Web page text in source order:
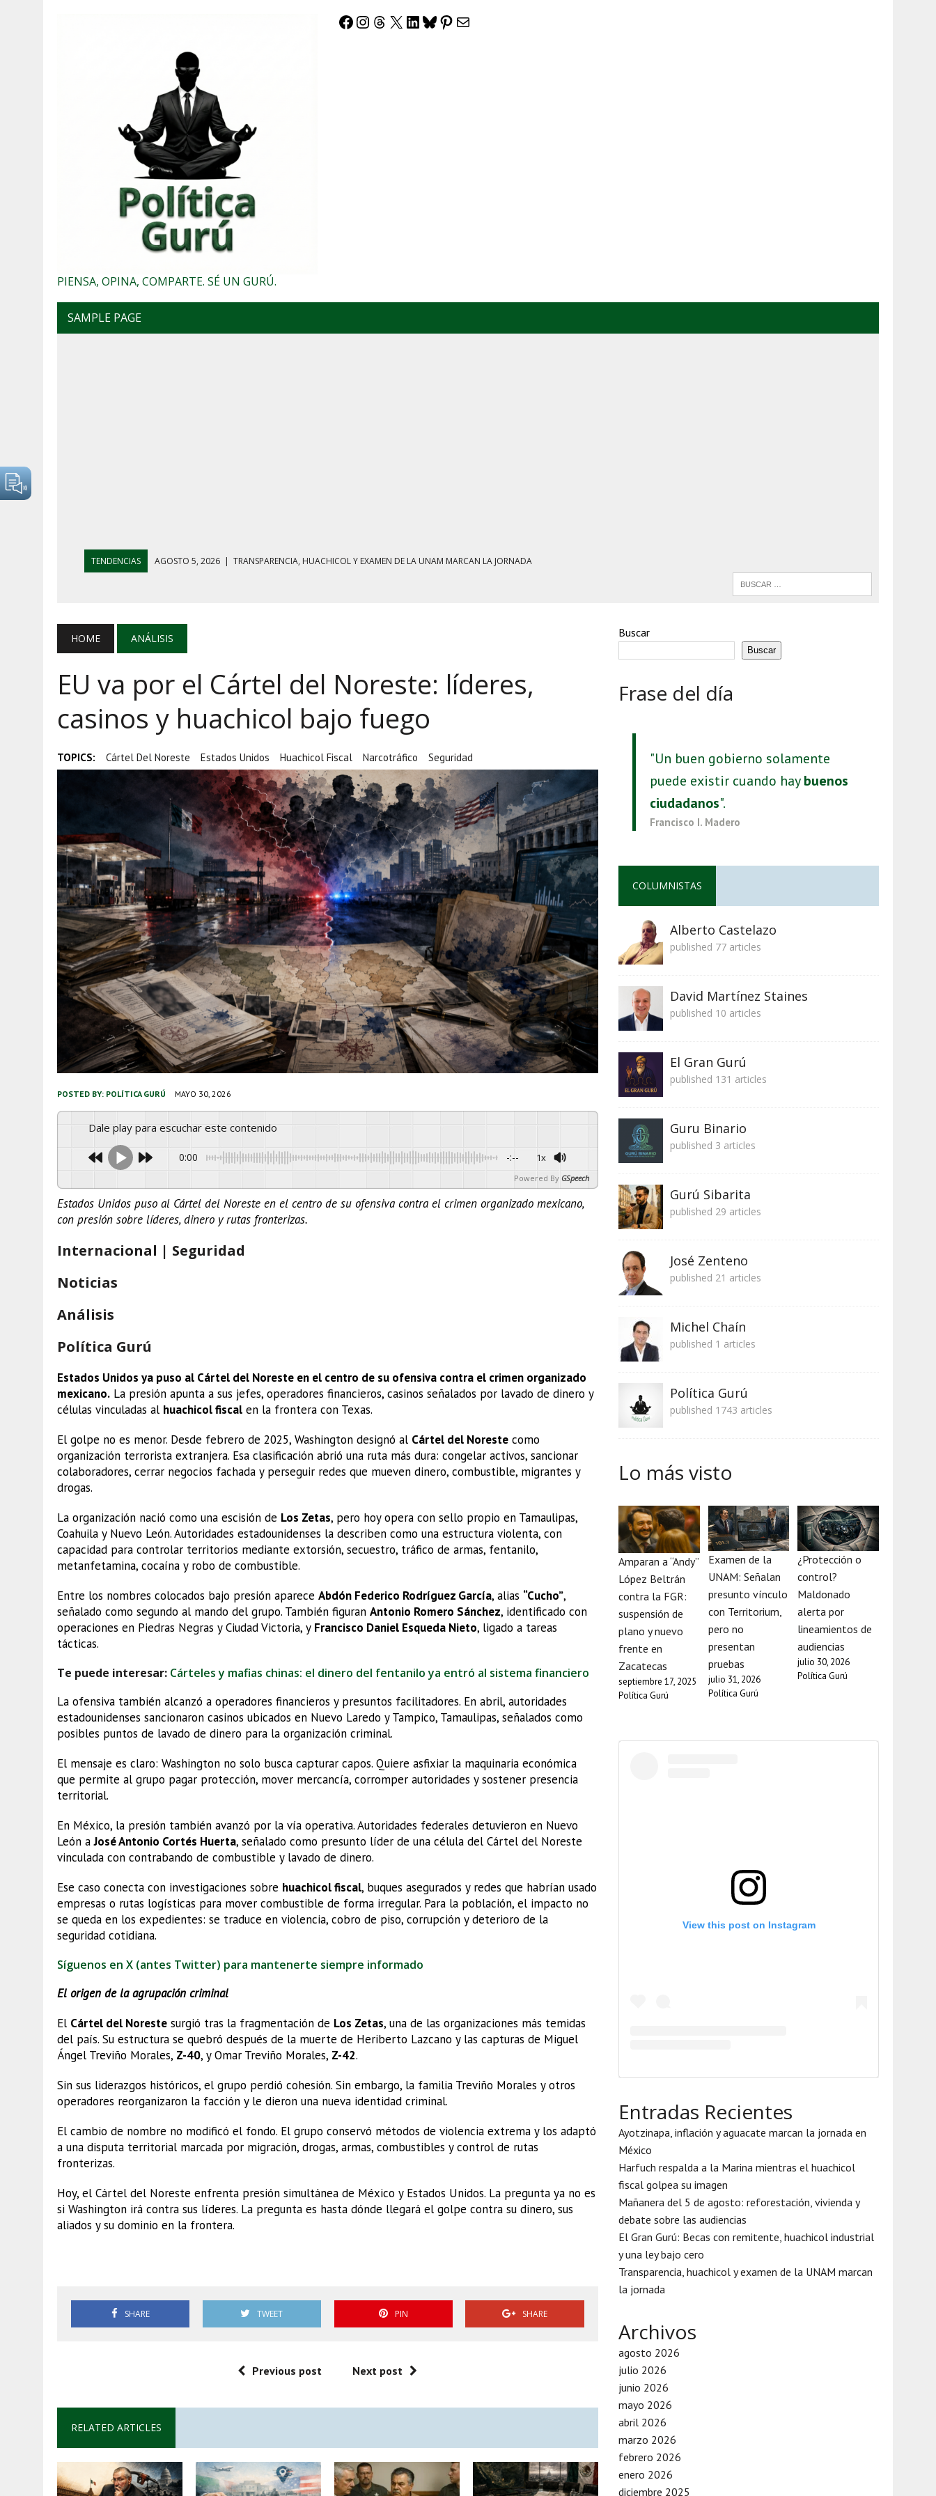
PIENSA, OPINA, COMPARTE. SÉ UN GURÚ.
Facebook
Instagram
Threads
X LinkedIn
Bluesky
Pinterest
Correo electrónico
SAMPLE PAGE
TENDENCIAS AGOSTO 5, 2026 | GOLPE AL HUACHICOL: FGR ASEGURA CUATRO CENTROS Y HASTA 1.1 MILLONES DE LITROS
AGOSTO 5, 2026
AGOSTO 5, 2026 | EL GRAN GURÚ: BECAS CON REMITENTE, HUACHICOL INDUSTRIAL Y UNA LEY BAJO CERO
TRANSPARENCIA, HUACHICOL Y EXAMEN DE LA UNAM MARCAN LA JORNADA
HOME ANÁLISIS
EU va por el Cártel del Noreste: líderes,
casinos y huachicol bajo fuego
TOPICS: Cártel Del Noreste Estados Unidos Huachicol Fiscal Narcotráfico Seguridad
POSTED BY: POLÍTICA GURÚ MAYO 30, 2026
Dale play para escuchar este contenido
0:00 -:-- 1x
Powered By GSpeech
Estados Unidos puso al Cártel del Noreste en el centro de su ofensiva contra el crimen organizado mexicano,
con presión sobre líderes, dinero y rutas fronterizas.
Internacional | Seguridad
Noticias
Análisis
Política Gurú
Estados Unidos ya puso al Cártel del Noreste en el centro de su ofensiva contra el crimen organizado
mexicano. La presión apunta a sus jefes, operadores financieros, casinos señalados por lavado de dinero y
células vinculadas al huachicol fiscal en la frontera con Texas.
El golpe no es menor. Desde febrero de 2025, Washington designó al Cártel del Noreste como
organización terrorista extranjera. Esa clasificación abrió una ruta más dura: congelar activos, sancionar
colaboradores, cerrar negocios fachada y perseguir redes que mueven dinero, combustible, migrantes y
drogas.
La organización nació como una escisión de Los Zetas, pero hoy opera con sello propio en Tamaulipas,
Coahuila y Nuevo León. Autoridades estadounidenses la describen como una estructura violenta, con
capacidad para controlar territorios mediante extorsión, secuestro, tráfico de armas, fentanilo,
metanfetamina, cocaína y robo de combustible.
Entre los nombres colocados bajo presión aparece Abdón Federico Rodríguez García, alias “Cucho”,
señalado como segundo al mando del grupo. También figuran Antonio Romero Sánchez, identificado con
operaciones en Piedras Negras y Ciudad Victoria, y Francisco Daniel Esqueda Nieto, ligado a tareas
tácticas.
Te puede interesar: Cárteles y mafias chinas: el dinero del fentanilo ya entró al sistema financiero
La ofensiva también alcanzó a operadores financieros y presuntos facilitadores. En abril, autoridades
estadounidenses sancionaron casinos ubicados en Nuevo Laredo y Tampico, Tamaulipas, señalados como
posibles puntos de lavado de dinero para la organización criminal.
El mensaje es claro: Washington no solo busca capturar capos. Quiere asfixiar la maquinaria económica
que permite al grupo pagar protección, mover mercancía, corromper autoridades y sostener presencia
territorial.
En México, la presión también avanzó por la vía operativa. Autoridades federales detuvieron en Nuevo
León aJosé Antonio Cortés Huerta, señalado como presunto líder de una célula del Cártel del Noreste
vinculada con contrabando de combustible y lavado de dinero.
Ese caso conecta con investigaciones sobre huachicol fiscal, buques asegurados y redes que habrían usado
empresas o rutas logísticas para mover combustible de forma irregular. Para la población, el impacto no
se queda en los expedientes: se traduce en violencia, cobro de piso, corrupción y deterioro de la
seguridad cotidiana.
Síguenos en X (antes Twitter) para mantenerte siempre informado
El origen de la agrupación criminal
El Cártel del Noreste surgió tras la fragmentación de Los Zetas, una de las organizaciones más temidas
del país. Su estructura se quebró después de la muerte de Heriberto Lazcano y las capturas de Miguel
Ángel Treviño Morales, Z-40, y Omar Treviño Morales, Z-42.
Sin sus liderazgos históricos, el grupo perdió cohesión. Sin embargo, la familia Treviño Morales y otros
operadores reorganizaron la facción y le dieron una nueva identidad criminal.
El cambio de nombre no modificó el fondo. El grupo conservó métodos de violencia extrema y los adaptó
a una disputa territorial marcada por migración, drogas, armas, combustibles y control de rutas
fronterizas.
Hoy, el Cártel del Noreste enfrenta presión simultánea de México y Estados Unidos. La pregunta ya no es
si Washington irá contra sus líderes. La pregunta es hasta dónde llegará el golpe contra su dinero, sus
aliados y su dominio en la frontera.
SHARE TWEET PIN SHARE
Previous post Next post
RELATED ARTICLES
Buscar
Buscar
Frase del día
"Un buen gobierno solamente
puede existir cuando haybuenos
ciudadanos".
Francisco I. Madero
COLUMNISTAS
Alberto Castelazo
published 77 articles
David Martínez Staines
published 10 articles
El Gran Gurú
published 131 articles
Guru Binario
published 3 articles
Gurú Sibarita
published 29 articles
José Zenteno
published 21 articles
Michel Chaín
published 1 articles
Política Gurú
published 1743 articles
Lo más visto
Amparan a “Andy”
López Beltrán
contra la FGR:
suspensión de
plano y nuevo
frente en
Zacatecas
septiembre 17, 2025
Política Gurú
Examen de la
UNAM: Señalan
presunto vínculo
con Territorium,
pero no
presentan
pruebas
julio 31, 2026
Política Gurú
¿Protección o
control?
Maldonado
alerta por
lineamientos de
audiencias
julio 30, 2026
Política Gurú
View this post on Instagram
Entradas Recientes
Ayotzinapa, inflación y aguacate marcan la jornada en
México
Harfuch respalda a la Marina mientras el huachicol
fiscal golpea su imagen
Mañanera del 5 de agosto: reforestación, vivienda y
debate sobre las audiencias
El Gran Gurú: Becas con remitente, huachicol industrial
y una ley bajo cero
Transparencia, huachicol y examen de la UNAM marcan
la jornada
Archivos
agosto 2026
julio 2026
junio 2026
mayo 2026
abril 2026
marzo 2026
febrero 2026
enero 2026
diciembre 2025